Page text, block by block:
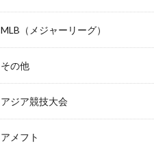
MLB（メジャーリーグ）
その他
アジア競技大会
アメフト